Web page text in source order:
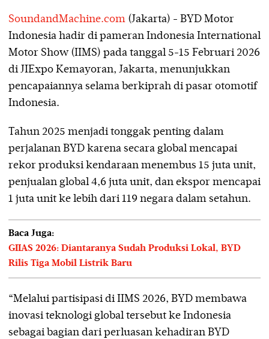
SoundandMachine.com (Jakarta) - BYD Motor
Indonesia hadir di pameran Indonesia International
Motor Show (IIMS) pada tanggal 5-15 Februari 2026
di JIExpo Kemayoran, Jakarta, menunjukkan
pencapaiannya selama berkiprah di pasar otomotif
Indonesia.
Tahun 2025 menjadi tonggak penting dalam
perjalanan BYD karena secara global mencapai
rekor produksi kendaraan menembus 15 juta unit,
penjualan global 4,6 juta unit, dan ekspor mencapai
1 juta unit ke lebih dari 119 negara dalam setahun.
Baca Juga:
GIIAS 2026: Diantaranya Sudah Produksi Lokal, BYD
Rilis Tiga Mobil Listrik Baru
“Melalui partisipasi di IIMS 2026, BYD membawa
inovasi teknologi global tersebut ke Indonesia
sebagai bagian dari perluasan kehadiran BYD